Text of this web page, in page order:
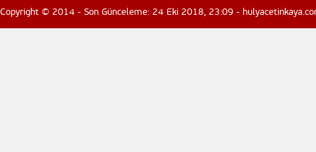
Copyright © 2014 - Son Günceleme: 24 Eki 2018, 23:09 -